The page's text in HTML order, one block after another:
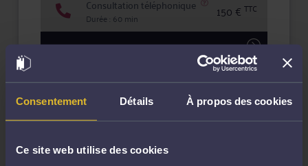
Consentement Détails À propos des cookies
Ce site web utilise des cookies
Consultation téléphonique
Durée : 60 min 150 € TTC
Demander un rappel
Question simple
Réponse concise à votre question (moins TTC